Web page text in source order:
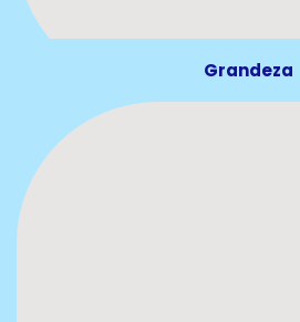
Grandeza